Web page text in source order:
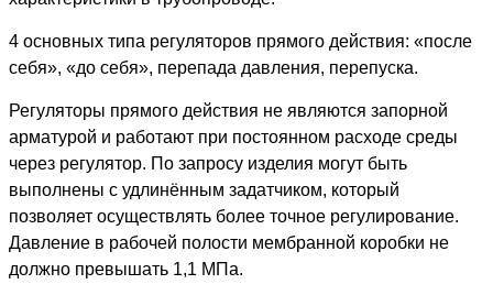
4 основных типа регуляторов прямого действия: «после
себя», «до себя», перепада давления, перепуска.
Регуляторы прямого действия не являются запорной
арматурой и работают при постоянном расходе среды
через регулятор. По запросу изделия могут быть
выполнены с удлинённым задатчиком, который
позволяет осуществлять более точное регулирование.
Давление в рабочей полости мембранной коробки не
должно превышать 1,1 МПа.